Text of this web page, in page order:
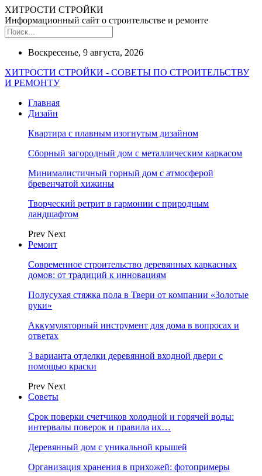
ХИТРОСТИ СТРОЙКИ
Информационный сайт о строительстве и ремонте
Воскресенье, 9 августа, 2026
ХИТРОСТИ СТРОЙКИ - СОВЕТЫ ПО СТРОИТЕЛЬСТВУ
И РЕМОНТУ
Главная
Дизайн
Квартира с плавным изогнутым дизайном
Сборный загородный дом с металлическим каркасом
Минималистичный горный дом с атмосферой
бревенчатой хижины
Творческий ретрит в гармонии с природным
ландшафтом
Prev Next
Ремонт
Современное строительство деревянных каркасных
домов: от традиций к инновациям
Полусухая стяжка пола в Твери от компании «Золотые
руки»
Аккумуляторный инструмент для дома в вопросах и
ответах
3 варианта отделки деревянной входной двери с
помощью краски
Prev Next
Советы
Срок поверки счетчиков холодной и горячей воды:
интервалы поверок и правила их…
Деревянный дом с уникальной крышей
Организация хранения в прихожей: фотопримеры